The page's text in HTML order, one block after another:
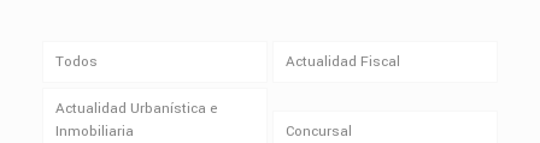
Todos Actualidad Fiscal
Actualidad Urbanística e
Inmobiliaria
Concursal